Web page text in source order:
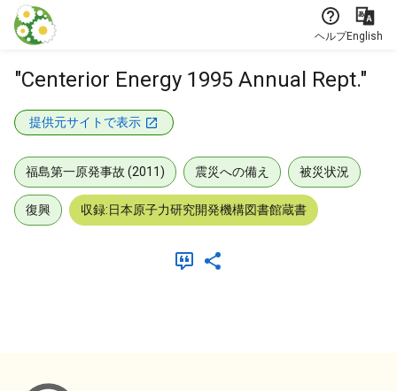
本文に飛ぶ
ヘルプEnglish
"Centerior Energy 1995 Annual Rept."
提供元サイトで表示
福島第一原発事故 (2011) 震災への備え 被災状況
復興 収録:日本原子力研究開発機構図書館蔵書